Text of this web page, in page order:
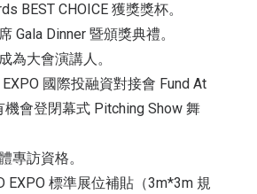
BEST CHOICE 獲獎獎杯。
Gala Dinner 暨頒獎典禮。
為大會演講人。
EXPO 國際投融資對接會 Fund At
機會登閉幕式 Pitching Show 舞
專訪資格。
EXPO 標準展位補貼（3m*3m 規